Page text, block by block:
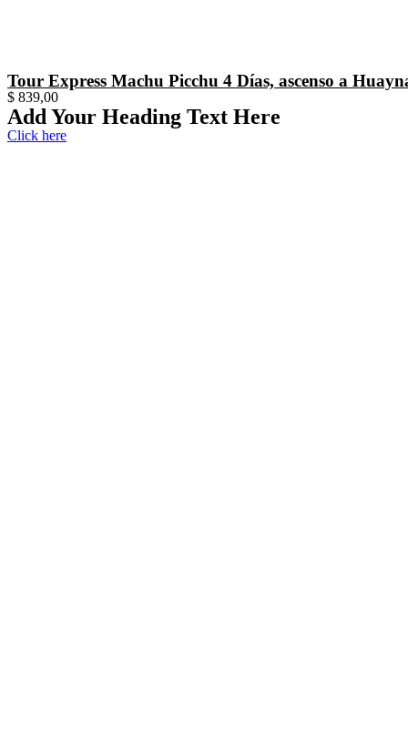
Tour Express Machu Picchu 4 Días, ascenso a
$ 839,00
Add Your Heading Text Here
Click here